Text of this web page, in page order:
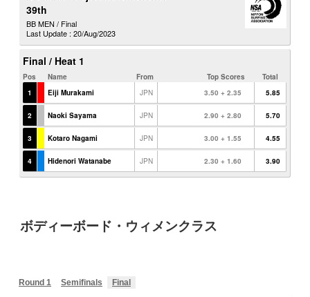
ボディーボード・ウィメンクラス
Round 1 Semifinals Final